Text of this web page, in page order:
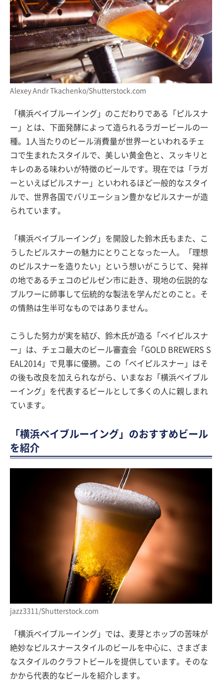
Alexey Andr Tkachenko/Shutterstock.com
「横浜ベイブルーイング」のこだわりである「ピルスナ
ー」とは、下面発酵によって造られるラガービールの一
種。1人当たりのビール消費量が世界一といわれるチェ
コで生まれたスタイルで、美しい黄金色と、スッキリと
キレのある味わいが特徴のビールです。現在では「ラガ
ーといえばピルスナー」といわれるほど一般的なスタイ
ルで、世界各国でバリエーション豊かなピルスナーが造
られています。
「横浜ベイブルーイング」を開設した鈴木氏もまた、こ
うしたピルスナーの魅力にとりことなった一人。「理想
のピルスナーを造りたい」という想いがこうじて、発祥
の地であるチェコのピルゼン市に赴き、現地の伝説的な
ブルワーに師事して伝統的な製法を学んだとのこと。そ
の情熱は生半可なものではありません。
こうした努力が実を結び、鈴木氏が造る「ベイピルスナ
ー」は、チェコ最大のビール審査会「GOLD BREWERS S
EAL2014」で見事に優勝。この「ベイピルスナー」はそ
の後も改良を加えられながら、いまなお「横浜ベイブル
ーイング」を代表するビールとして多くの人に親しまれ
ています。
「横浜ベイブルーイング」のおすすめビール
を紹介
jazz3311/Shutterstock.com
「横浜ベイブルーイング」では、麦芽とホップの苦味が
絶妙なピルスナースタイルのビールを中心に、さまざま
なスタイルのクラフトビールを提供しています。そのな
かから代表的なビールを紹介します。